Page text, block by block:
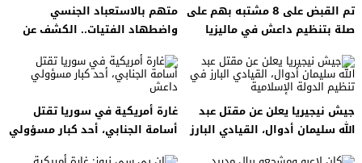
تم القبض على 8 مشتبه بهم على
صلة بتنظيم داعش في ماليزيا
متهم بالاستعباد الجنسي
واضطهاد الفتيات.. الكشف عن
جيش نيجيريا يعلن عن مقتل عبد
الله سليمان أدوال، القيادي البارز
غارة أمريكية في سوريا تقتل
أسامة الجنابي، أحد كبار مسؤولي